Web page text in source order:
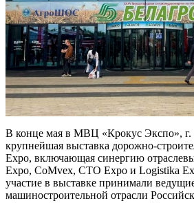
В конце мая в МВЦ «Крокус Экспо», г.
крупнейшая выставка дорожно-
Ехро, включающая синергию
Ехро, CoMvex, СТО Ехро и Logistika
участие в выставке принимали
машиностроительной отрасли